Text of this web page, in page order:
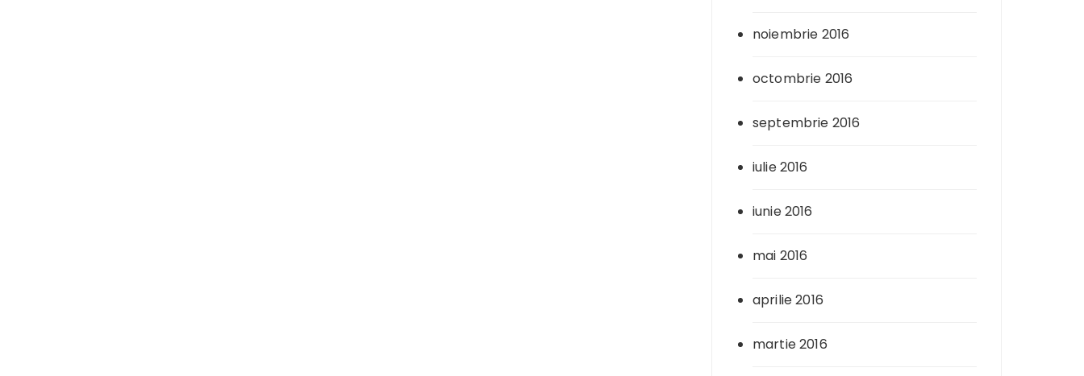
noiembrie 2016
octombrie 2016
septembrie 2016
iulie 2016
iunie 2016
mai 2016
aprilie 2016
martie 2016